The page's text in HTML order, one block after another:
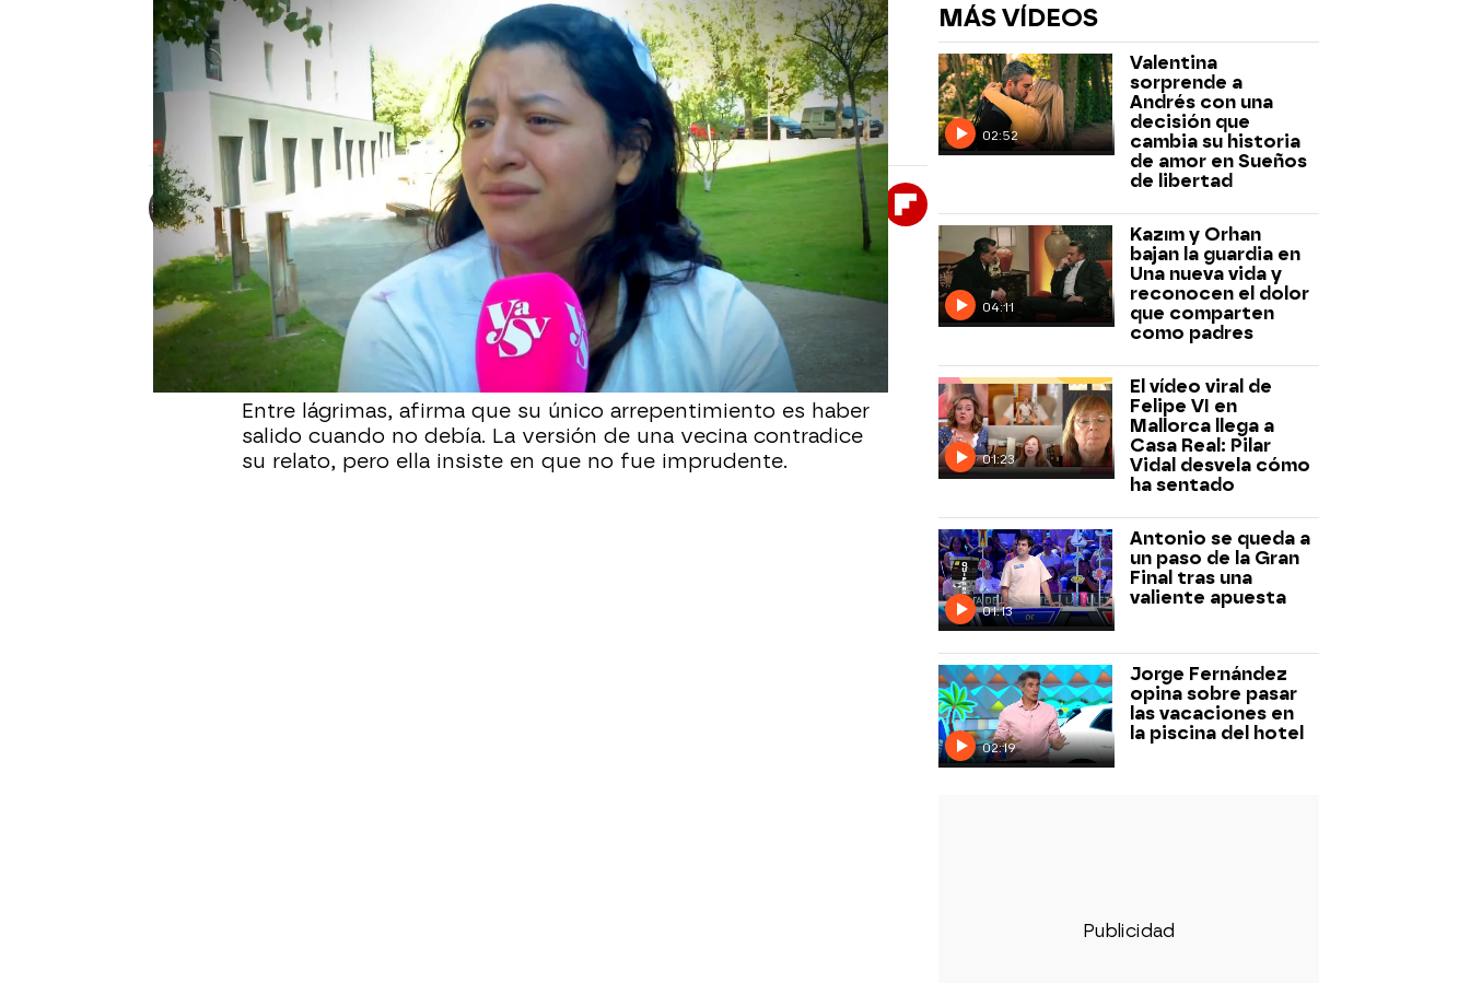
Y AHORA SONSOLES
La madre de Killian insiste en su inocencia: “No dejé nada
encendido ni hice nada mal”
La madre del pequeño fallecido en Zaragoza habla por primera vez en televisión. Asegura
que no hubo negligencia y lamenta haber salido aquella noche.
Marta Requejo
Publicado: 30 de julio de 2025, 11:12 Facebook
X Flipboard
Leidy explica enY ahora Sonsoles que la estufa estaba
apagada y que había limpiado justo antes de salir. Niega haber
dejado una olla encendida y rechaza las acusaciones de
abandono.
Entre lágrimas, afirma que su único arrepentimiento es haber
salido cuando no debía. La versión de una vecina contradice
su relato, pero ella insiste en que no fue imprudente.
MÁS VÍDEOS
02:52
Valentina
sorprende a
Andrés con una
decisión que
cambia su historia
de amor en Sueños
de libertad
04:11
Kazım y Orhan
bajan la guardia en
Una nueva vida y
reconocen el dolor
que comparten
como padres
01:23
El vídeo viral de
Felipe VI en
Mallorca llega a
Casa Real: Pilar
Vidal desvela cómo
ha sentado
01:13
Antonio se queda a
un paso de la Gran
Final tras una
valiente apuesta
02:19
Jorge Fernández
opina sobre pasar
las vacaciones en
la piscina del hotel